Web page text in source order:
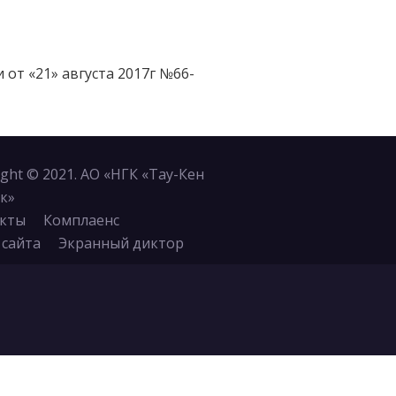
«21» августа 2017г №66-
© 2021. АО «НГК «Тау-Кен
Комплаенс
Экранный диктор